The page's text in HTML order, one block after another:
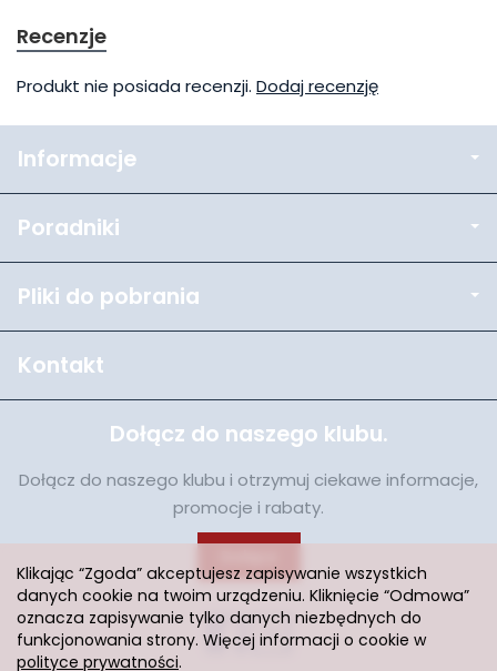
Recenzje
Produkt nie posiada recenzji. Dodaj recenzję
Informacje
Poradniki
Pliki do pobrania
Kontakt
Dołącz do naszego klubu.
Dołącz do naszego klubu i otrzymuj ciekawe informacje,
promocje i rabaty.
Klikając “Zgoda” akceptujesz zapisywanie wszystkich
danych cookie na twoim urządzeniu. Kliknięcie “Odmowa”
oznacza zapisywanie tylko danych niezbędnych do
funkcjonowania strony. Więcej informacji o cookie w
polityce prywatności.